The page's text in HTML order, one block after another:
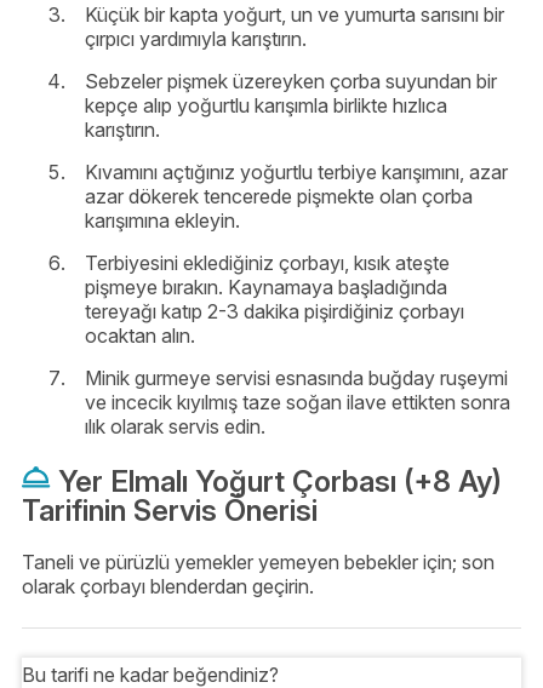
Küçük bir kapta yoğurt, un ve yumurta sarısını bir
çırpıcı yardımıyla karıştırın.
Sebzeler pişmek üzereyken çorba suyundan bir
kepçe alıp yoğurtlu karışımla birlikte hızlıca
karıştırın.
Kıvamını açtığınız yoğurtlu terbiye karışımını, azar
azar dökerek tencerede pişmekte olan çorba
karışımına ekleyin.
Terbiyesini eklediğiniz çorbayı, kısık ateşte
pişmeye bırakın. Kaynamaya başladığında
tereyağı katıp 2-3 dakika pişirdiğiniz çorbayı
ocaktan alın.
Minik gurmeye servisi esnasında buğday ruşeymi
ve incecik kıyılmış taze soğan ilave ettikten sonra
ılık olarak servis edin.
Yer Elmalı Yoğurt Çorbası (+8 Ay)
Tarifinin Servis Önerisi
Taneli ve pürüzlü yemekler yemeyen bebekler için; son
olarak çorbayı blenderdan geçirin.
Bu tarifi ne kadar beğendiniz?